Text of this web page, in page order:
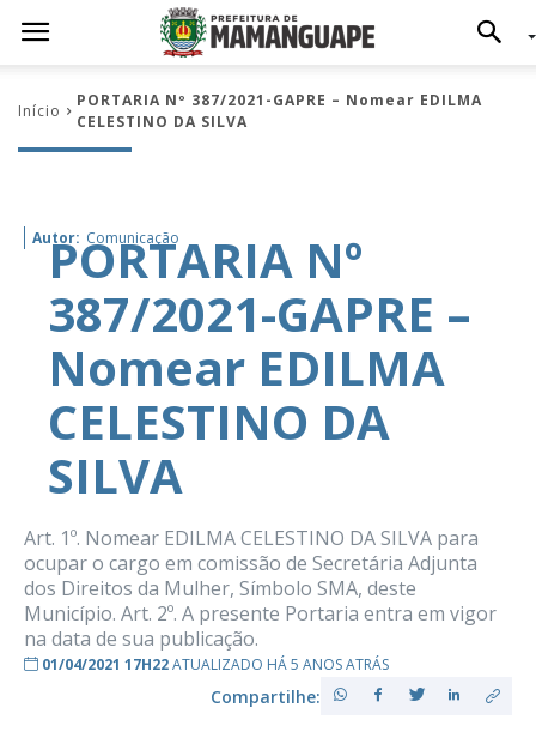
Início
PORTARIA Nº 387/2021-GAPRE – Nomear EDILMA
CELESTINO DA SILVA
Autor: Comunicação
PORTARIA Nº
387/2021-GAPRE –
Nomear EDILMA
CELESTINO DA
SILVA
Art. 1º. Nomear EDILMA CELESTINO DA SILVA para
ocupar o cargo em comissão de Secretária Adjunta
dos Direitos da Mulher, Símbolo SMA, deste
Município. Art. 2º. A presente Portaria entra em vigor
na data de sua publicação.
01/04/2021 17H22ATUALIZADO HÁ 5 ANOS ATRÁS
Compartilhe: